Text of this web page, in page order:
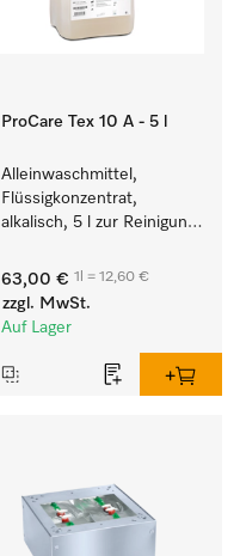
ProCare Tex 10 A - 5 l
Alleinwaschmittel,
Flüssigkonzentrat,
alkalisch, 5 l zur Reinigung
farbechter Buntwäsche.
63,00 € 1l = 12,60 €
zzgl. MwSt.
Auf Lager